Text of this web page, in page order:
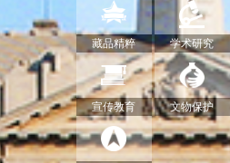
藏品精粹 学术研究
宣传教育 文物保护